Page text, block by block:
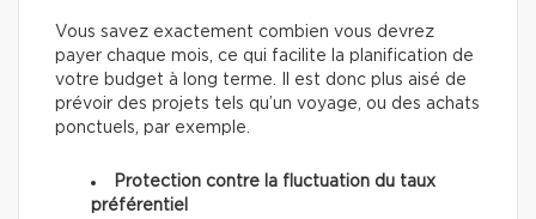
Vous savez exactement combien vous devrez
payer chaque mois, ce qui facilite la planification de
votre budget à long terme. Il est donc plus aisé de
prévoir des projets tels qu’un voyage, ou des achats
ponctuels, par exemple.
Protection contre la fluctuation du taux
préférentiel